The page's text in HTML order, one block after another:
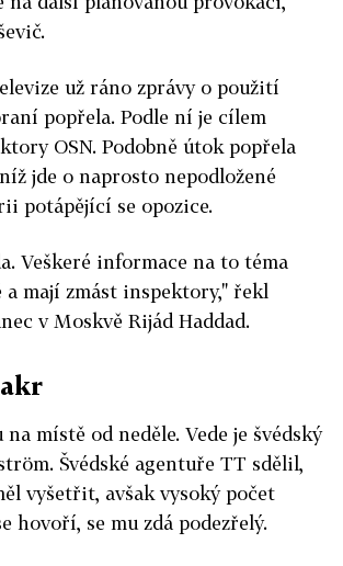
už ráno zprávy o použití
popřela. Podle ní je cílem
OSN. Podobně útok popřela
jde o naprosto nepodložené
potápějící se opozice.
Veškeré informace na to téma
a mají zmást inspektory," řekl
v Moskvě Rijád Haddad.
místě od neděle. Vede je švédský
Švédské agentuře TT sdělil,
vyšetřit, avšak vysoký počet
hovoří, se mu zdá podezřelý.